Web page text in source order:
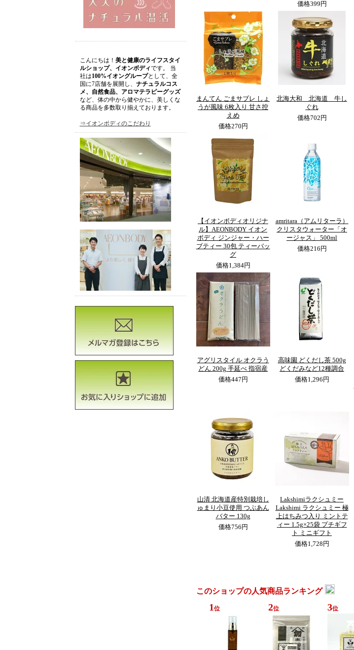
こんにちは！ 美と健康のライフスタイ
ルショップ、イオンボディです。 当
社は100%イオングループとして、全
国に7店舗を展開し、 ナチュラルコス
メ、自然食品、アロマテラピーグッズ
など、体の中から健やかに、美しくな
る商品を多数取り揃えております。
⇒イオンボディのこだわり
価格399円
まんてん ごまサブレ しょ
うが風味 6枚入り 甘さ控
えめ
価格270円
北海大和 北海道 牛し
ぐれ
価格702円
【イオンボディオリジナ
ル】AEONBODY イオン
ボディ ジンジャー・ハー
ブティー 30包 ティーバッ
グ
価格1,384円
amritara（アムリターラ）
クリスタウォーター「オ
ージャス」 500ml
価格216円
アグリスタイル オクラう
どん 200g 手延べ 指宿産
価格447円
高味園 どくだし茶 500g
どくだみなど12種調合
価格1,296円
山清 北海道産特別栽培し
ゅまり小豆使用 つぶあん
バター 130g
価格756円
Lakshimiラクシュミー
Lakshimi ラクシュミー 極
上はちみつ入り ミントテ
ィー 1.5g×25袋 プチギフ
ト ミニギフト
価格1,728円
このショップの人気商品ランキング
1 位 2位 3位